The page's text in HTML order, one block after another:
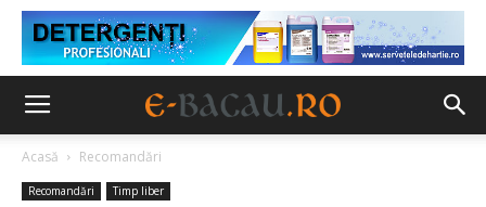
Acasă Recomandări
Recomandări Timp liber